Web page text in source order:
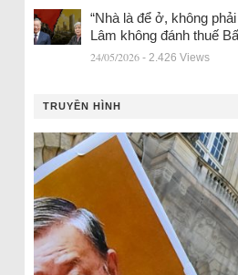
“Nhà là để ở, không
Lâm không đánh thuế
24/05/2026 - 2.426 Views
TRUYỀN HÌNH